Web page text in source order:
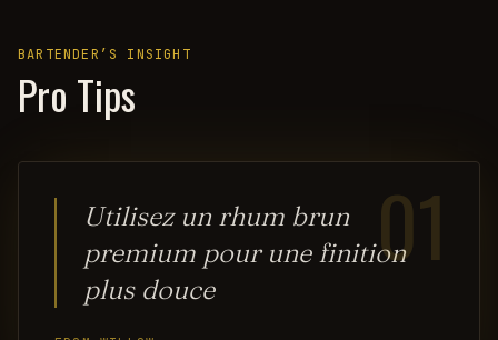
BARTENDER’S INSIGHT
Pro Tips
01
Utilisez un rhum brun
premium pour une finition
plus douce